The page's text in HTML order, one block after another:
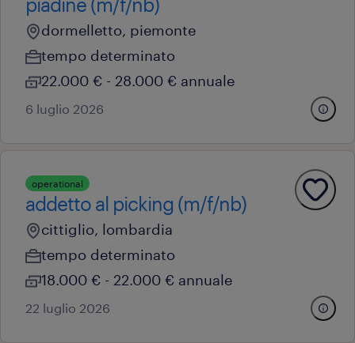
dormelletto, piemonte
tempo determinato
22.000 € - 28.000 € annuale
6 luglio 2026
operational
addetto al picking (m/f/nb)
cittiglio, lombardia
tempo determinato
18.000 € - 22.000 € annuale
22 luglio 2026